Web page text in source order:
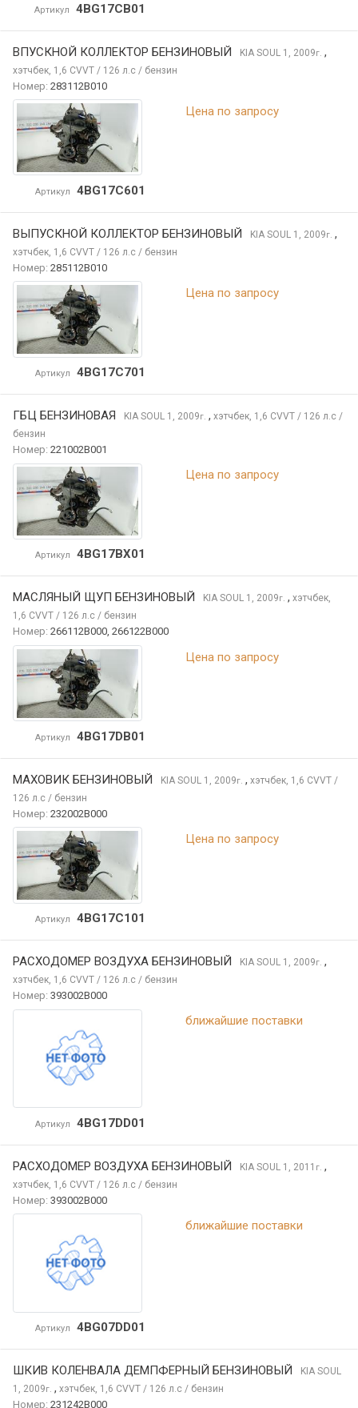
Артикул 4BG17CB01
ВПУСКНОЙ КОЛЛЕКТОР БЕНЗИНОВЫЙ KIA SOUL 1, 2009г. ,
хэтчбек, 1,6 CVVT / 126 л.с / бензин
Номер: 283112B010
Артикул 4BG17C601
Цена по запросу
ВЫПУСКНОЙ КОЛЛЕКТОР БЕНЗИНОВЫЙ KIA SOUL 1, 2009г. ,
хэтчбек, 1,6 CVVT / 126 л.с / бензин
Номер: 285112B010
Артикул 4BG17C701
Цена по запросу
ГБЦ БЕНЗИНОВАЯ KIA SOUL 1, 2009г. , хэтчбек, 1,6 CVVT / 126 л.с /
бензин
Номер: 221002B001
Артикул 4BG17BX01
Цена по запросу
МАСЛЯНЫЙ ЩУП БЕНЗИНОВЫЙ KIA SOUL 1, 2009г. , хэтчбек,
1,6 CVVT / 126 л.с / бензин
Номер: 266112B000, 266122B000
Артикул 4BG17DB01
Цена по запросу
МАХОВИК БЕНЗИНОВЫЙ KIA SOUL 1, 2009г. , хэтчбек, 1,6 CVVT /
126 л.с / бензин
Номер: 232002B000
Артикул 4BG17C101
Цена по запросу
РАСХОДОМЕР ВОЗДУХА БЕНЗИНОВЫЙ KIA SOUL 1, 2009г. ,
хэтчбек, 1,6 CVVT / 126 л.с / бензин
Номер: 393002B000
Артикул 4BG17DD01
ближайшие поставки
РАСХОДОМЕР ВОЗДУХА БЕНЗИНОВЫЙ KIA SOUL 1, 2011 г. ,
хэтчбек, 1,6 CVVT / 126 л.с / бензин
Номер: 393002B000
Артикул 4BG07DD01
ближайшие поставки
ШКИВ КОЛЕНВАЛА ДЕМПФЕРНЫЙ БЕНЗИНОВЫЙ
KIA SOUL
1, 2009г. , хэтчбек, 1,6 CVVT / 126 л.с / бензин
Номер: 231242B000